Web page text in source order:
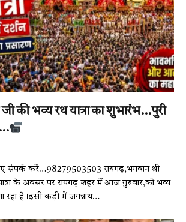
की भव्य रथ यात्रा का शुभारंभ…पुरी
संपर्क करें…98279503503 रायगढ़,भगवान श्री
के अवसर पर रायगढ़ शहर में आज गुरुवार,को भव्य
रहा है।इसी कड़ी में जगन्नाथ…